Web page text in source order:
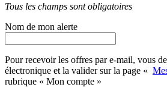
Tous les champs sont obligatoires
Nom de mon alerte
Pour recevoir les offres par e-mail, vous
électronique et la valider sur la page «
rubrique « Mon compte »